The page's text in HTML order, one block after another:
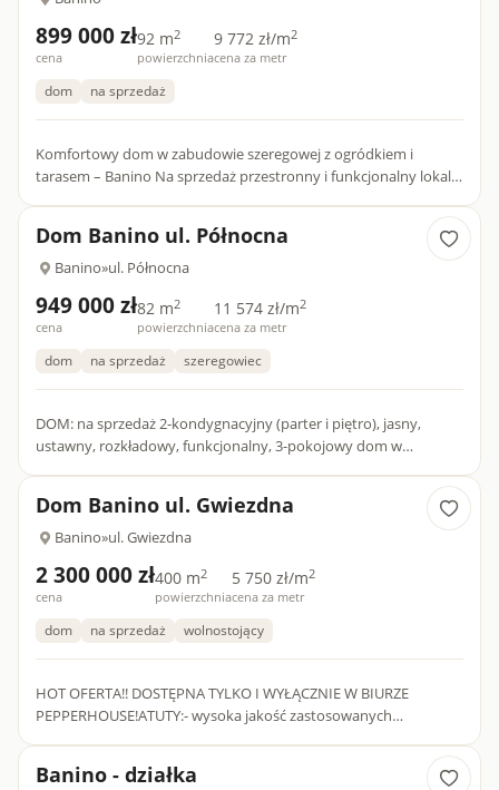
899 000 zł
cena
92 m2
powierzchnia
9 772 zł/m2
cena za metr
dom na sprzedaż
Komfortowy dom w zabudowie szeregowej z ogródkiem i
tarasem – Banino Na sprzedaż przestronny i funkcjonalny lokal
Dom Banino ul. Północna
Banino»ul. Północna
949 000 zł
cena
82 m2
powierzchnia
11 574 zł/m2
cena za metr
dom na sprzedaż szeregowiec
DOM: na sprzedaż 2-kondygnacyjny (parter i piętro), jasny,
ustawny, rozkładowy, funkcjonalny, 3-pokojowy dom w
Dom Banino ul. Gwiezdna
Banino»ul. Gwiezdna
2 300 000 zł
cena
400 m2
powierzchnia
5 750 zł/m2
cena za metr
dom na sprzedaż wolnostojący
HOT OFERTA!! DOSTĘPNA TYLKO I WYŁĄCZNIE W BIURZE
PEPPERHOUSE!ATUTY:- wysoka jakość zastosowanych
Banino - działka